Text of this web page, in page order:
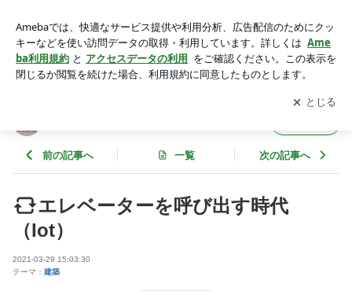
備忘録」アプリをダウンロードして ブログの更新通知
を受け取りまし
ょう。
開く
前の記事へ 一覧 次の記事へ
エレベーターを呼び出す時代
（Iot）
2021-03-29 15:03:30
テーマ： 建築